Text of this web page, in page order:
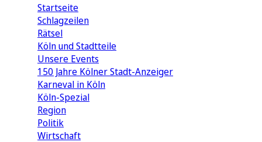
Startseite
Schlagzeilen
Rätsel
Köln und Stadtteile
Unsere Events
150 Jahre Kölner Stadt-Anzeiger
Karneval in Köln
Köln-Spezial
Region
Politik
Wirtschaft